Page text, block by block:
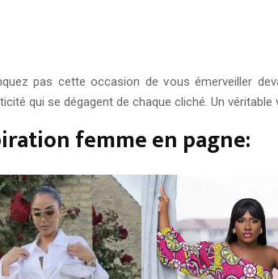
pas cette occasion de vous émerveiller
qui se dégagent de chaque cliché. Un
femme en pagne: